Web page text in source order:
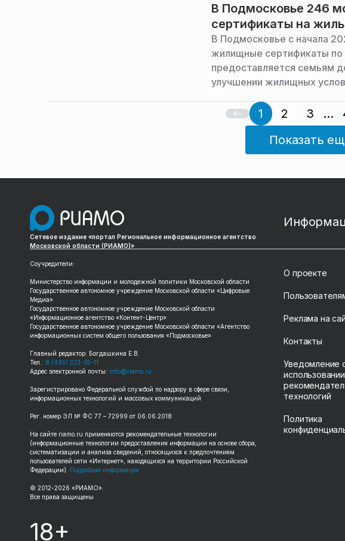
В Подмосковье 246
сертификаты на
В Подмосковье с начала
жилищные сертификаты
предоставляется семьям
улучшении жилищных
1 2 3 ...
Показать
Сетевое издание «портал Региональное информационное агентство
Московской области (РИАМО)»
Соучредители:
Министерство информации и молодежной политики Московской области
Государственное автономное учреждение Московской области «Цифровые
Медиа»
Государственное автономное учреждение Московской области
«Информационное агентство «Контент-Центр»
Государственное автономное учреждение Московской области «Агентство
информационных систем общего пользования «Подмосковье»
Главный редактор: Богдашкина Е.В.
Тел.: 8 (495) 223-35-11
Адрес электронной почты:info@riamo.ru
Зарегистрировано Федеральной службой по надзору в сфере связи,
информационных технологий и массовых коммуникаций
Рег. номер ЭЛ № ФС 77 – 72999 от 06.06.2018
На сайте riamo.ru применяются рекомендательные технологии
(информационные технологии предоставления информации на основе сбора,
систематизации и анализа сведений, относящихся к предпочтениям
пользователей сети «Интернет», находящихся на территории Российской
Федерации). Подробная информация
© 2012-2026 «РИАМО».
Все права защищены
О проекте
Реклама на
Контакты
Уведомление
использовании
технологий
Политика
18+